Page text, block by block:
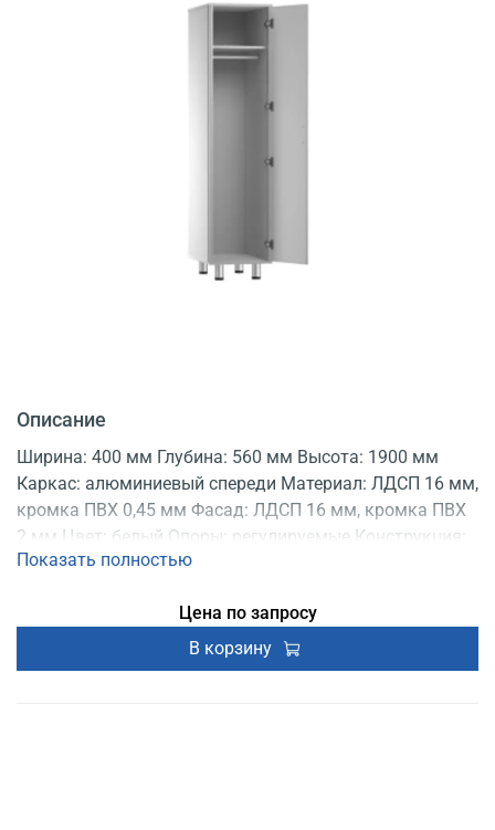
Описание
Ширина: 400 мм Глубина: 560 мм Высота: 1900 мм
Каркас: алюминиевый спереди Материал: ЛДСП 16 мм,
кромка ПВХ 0,45 мм Фасад: ЛДСП 16 мм, кромка ПВХ
2 мм Цвет: белый Опоры: регулируемые Конструкция:
разборная Регистрационное удостоверение
Показать полностью
Цена по запросу
В корзину